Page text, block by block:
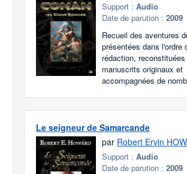
Support : Audio
Date de parution : 2009
Recueil des aventures
présentées dans l'ordre
rédaction,
manuscrits originaux et
accompagnées de
Le seigneur de Samarcande
par Robert Ervin
Support : Audio
Date de parution : 2009